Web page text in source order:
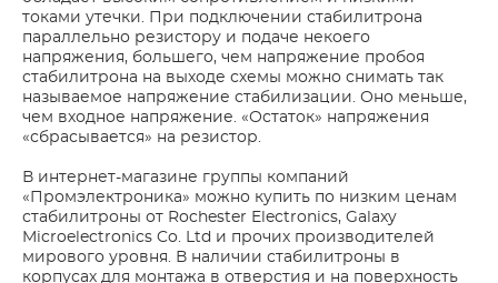
токами утечки. При подключении стабилитрона
параллельно резистору и подаче некоего
напряжения, большего, чем напряжение пробоя
стабилитрона на выходе схемы можно снимать так
называемое напряжение стабилизации. Оно меньше,
чем входное напряжение. «Остаток» напряжения
«сбрасывается» на резистор.
В интернет-магазине группы компаний
«Промэлектроника» можно купить по низким ценам
стабилитроны от Rochester Electronics, Galaxy
Microelectronics Co. Ltd и прочих производителей
мирового уровня. В наличии стабилитроны в
корпусах для монтажа в отверстия и на поверхность